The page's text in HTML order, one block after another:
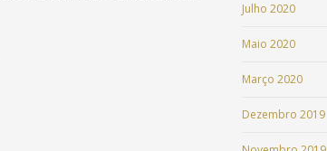
Julho 2020
Maio 2020
Março 2020
Dezembro 2019